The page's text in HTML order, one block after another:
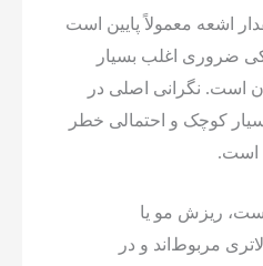
اشعه معمولاً پایین است
ضروری اغلب بسیار
است. نگرانی اصلی در
کوچک و احتمالی خطر
است.
ریزش مو یا
مربوط‌اند و در